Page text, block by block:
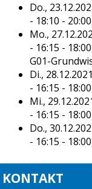
Do.,
- 18:10 -
Mo.,
- 16:15 -
G01-
Di., 28.12.2021
- 16:15 -
Mi.,
- 16:15 -
Do.,
- 16:15 -
KONTAKT